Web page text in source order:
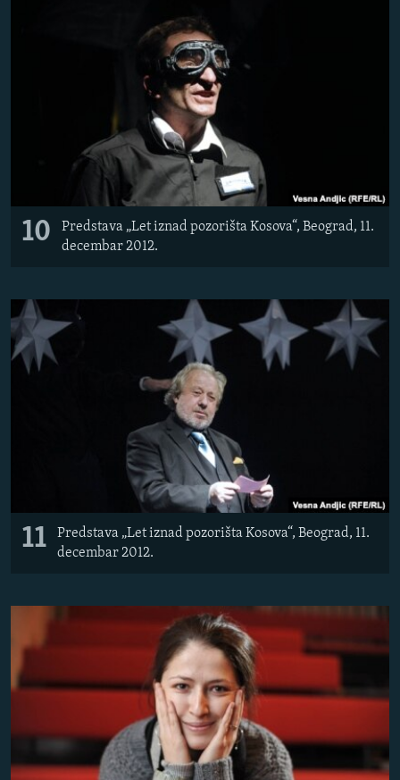
10
Predstava „Let iznad pozorišta Kosova“, Beograd, 11.
decembar 2012.
11
Predstava „Let iznad pozorišta Kosova“, Beograd, 11.
decembar 2012.